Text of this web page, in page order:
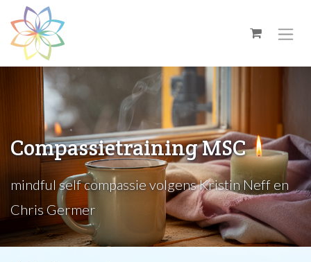
Overslaan naar inhoud
Compassietraining MSC
mindful self compassie volgens Kristin Neff en
Chris Germer